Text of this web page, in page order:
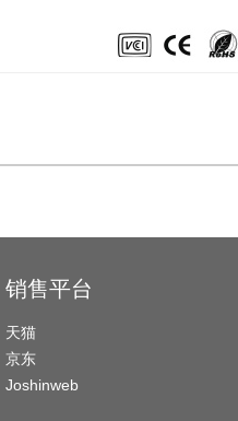
销售平台
天猫
京东
Joshinweb